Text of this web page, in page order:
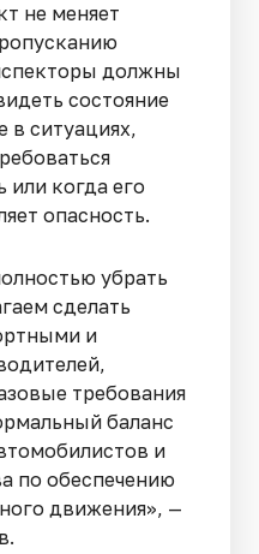
не меняет
должны
состояние
в ситуациях,
когда его
опасность.
убрать
сделать
и
требования
баланс
и
по обеспечению
движения», —